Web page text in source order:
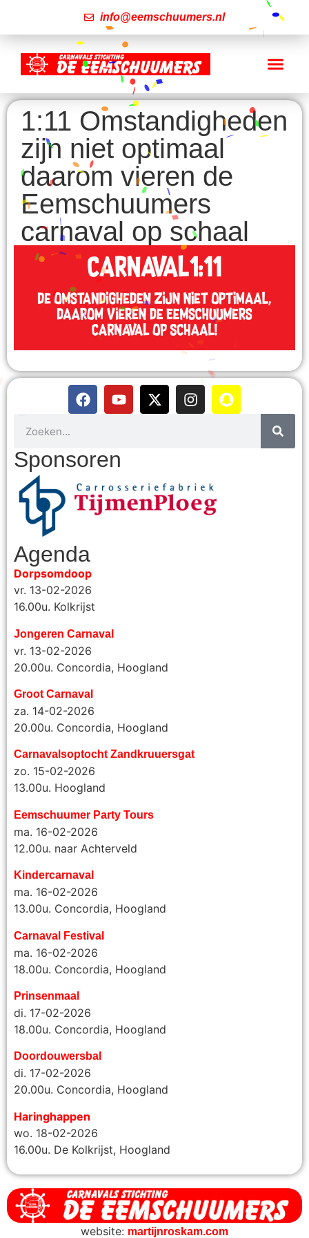
info@eemschuumers.nl
1:11 Omstandigheden
zijn niet optimaal
daarom vieren de
Eemschuumers
carnaval op schaal
Sponsoren
Agenda
Dorpsomdoop
vr. 13-02-2026
16.00u. Kolkrijst
Jongeren Carnaval
vr. 13-02-2026
20.00u. Concordia, Hoogland
Groot Carnaval
za. 14-02-2026
20.00u. Concordia, Hoogland
Carnavalsoptocht Zandkruuersgat
zo. 15-02-2026
13.00u. Hoogland
Eemschuumer Party Tours
ma. 16-02-2026
12.00u. naar Achterveld
Kindercarnaval
ma. 16-02-2026
13.00u. Concordia, Hoogland
Carnaval Festival
ma. 16-02-2026
18.00u. Concordia, Hoogland
Prinsenmaal
di. 17-02-2026
18.00u. Concordia, Hoogland
Doordouwersbal
di. 17-02-2026
20.00u. Concordia, Hoogland
Haringhappen
wo. 18-02-2026
16.00u. De Kolkrijst, Hoogland
website: martijnroskam.com